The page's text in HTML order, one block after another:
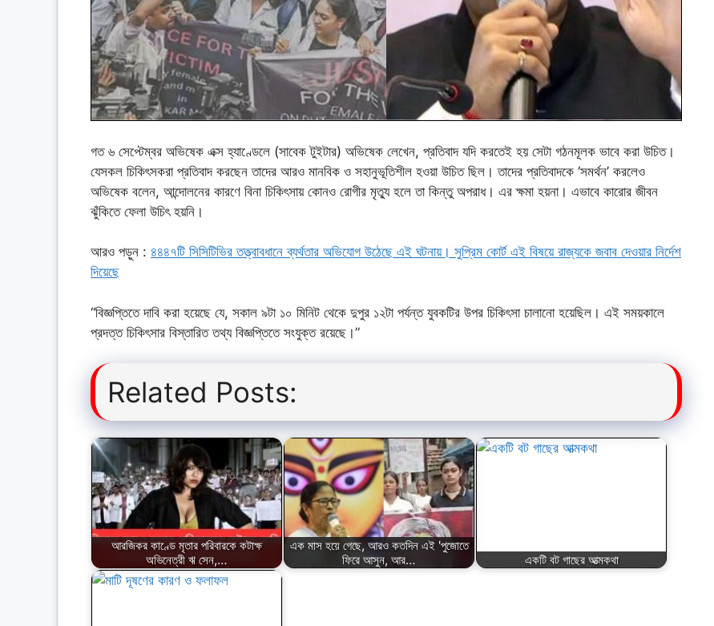
গত ৬ সেপ্টেম্বর অভিষেক এক্স হ্যাণ্ডেলে (সাবেক টুইটার) অভিষেক লেখেন, প্রতিবাদ যদি করতেই হয় সেটা গঠনমূলক ভাবে করা উচিত।
যেসকল চিকিৎসকরা প্রতিবাদ করছেন তাদের আরও মানবিক ও সহানুভূতিশীল হওয়া উচিত ছিল। তাদের প্রতিবাদকে ‘সমর্থন’ করলেও
অভিষেক বলেন, আন্দোলনের কারণে বিনা চিকিৎসায় কোনও রোগীর মৃত্যু হলে তা কিন্তু অপরাধ। এর ক্ষমা হয়না। এভাবে কারোর জীবন
ঝুঁকিতে ফেলা উচিৎ হয়নি।
আরও পড়ুন : ৪৪৪৭টি সিসিটিভির তত্ত্বাবধানে ব্যর্থতার অভিযোগ উঠেছে এই ঘটনায়। সুপ্রিম কোর্ট এই বিষয়ে রাজ্যকে জবাব দেওয়ার নির্দেশ
দিয়েছে
“বিজ্ঞপ্তিতে দাবি করা হয়েছে যে, সকাল ৯টা ১০ মিনিট থেকে দুপুর ১২টা পর্যন্ত যুবকটির উপর চিকিৎসা চালানো হয়েছিল। এই সময়কালে
প্রদত্ত চিকিৎসার বিস্তারিত তথ্য বিজ্ঞপ্তিতে সংযুক্ত রয়েছে।”
Related Posts:
আরজিকর কাণ্ডে মৃতার পরিবারকে কটাক্ষ
অভিনেত্রী ঋ সেন,…
এক মাস হয়ে গেছে, আরও কতদিন এই 'পুজোতে
ফিরে আসুন, আর…
একটি বট গাছের আত্মকথা